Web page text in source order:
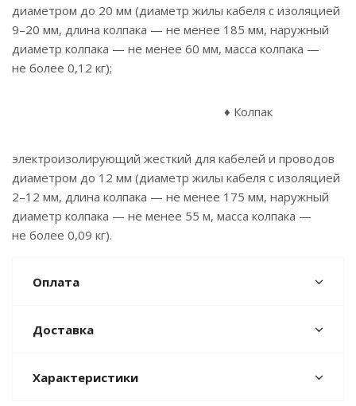
диаметром до 20 мм (диаметр жилы кабеля с изоляцией
9–20 мм, длина колпака — не менее 185 мм, наружный
диаметр колпака — не менее 60 мм, масса колпака —
не более 0,12 кг);
♦ Колпак
электроизолирующий жесткий для кабелей и проводов
диаметром до 12 мм (диаметр жилы кабеля с изоляцией
2–12 мм, длина колпака — не менее 175 мм, наружный
диаметр колпака — не менее 55 м, масса колпака —
не более 0,09 кг).
Оплата
Доставка
Характеристики